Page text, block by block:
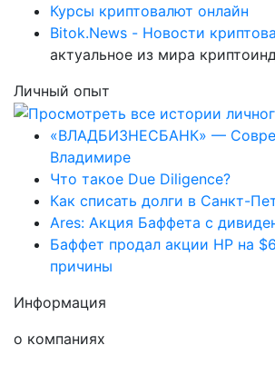
Курсы криптовалют онлайн
Bitok.News - Новости
актуальное из мира
Личный опыт
«ВЛАДБИЗНЕСБАНК» —
Владимире
Что такое Due Diligence?
Как списать долги в Санкт-
Ares: Акция Баффета с
Баффет продал акции HP на
причины
Информация
о компаниях